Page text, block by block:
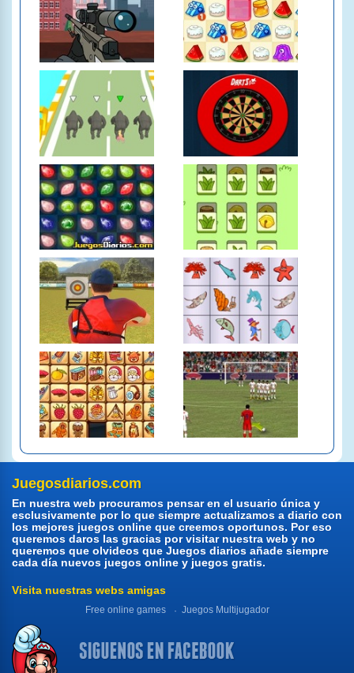
Juegosdiarios.com
En nuestra web procuramos pensar en el usuario única y
esclusivamente por lo que siempre actualizamos a diario con
los mejores juegos online que creemos oportunos. Por eso
queremos daros las gracias por visitar nuestra web y no
queremos que olvideos que Juegos diarios añade siempre
cada día nuevos juegos online y juegos gratis.
Visita nuestras webs amigas
Free online games Juegos Multijugador